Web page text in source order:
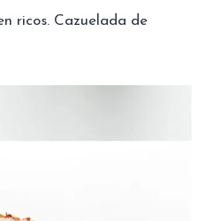
ricos. Cazuelada de